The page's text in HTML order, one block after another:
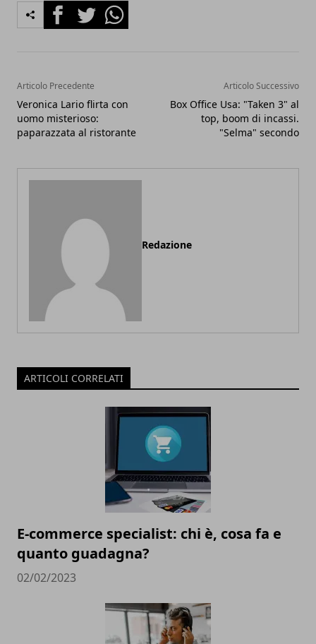
FacebookTwitterWhatsapp
Articolo Precedente
Veronica Lario flirta con
uomo misterioso:
paparazzata al ristorante
Articolo Successivo
Box Office Usa: "Taken 3" al
top, boom di incassi.
"Selma" secondo
Redazione
ARTICOLI CORRELATI
E-commerce specialist: chi è, cosa fa e
quanto guadagna?
02/02/2023